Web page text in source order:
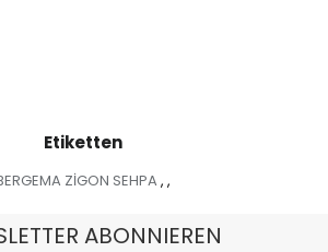
Etiketten
ZİGON SEHPA , ,
ABONNIEREN